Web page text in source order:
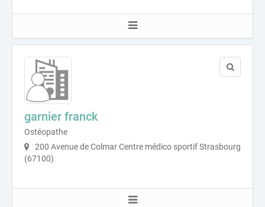
garnier franck
Ostéopathe
200 Avenue de Colmar Centre médico sportif Strasbourg
(67100)